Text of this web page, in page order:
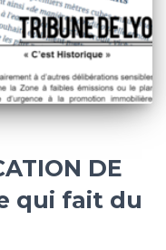
DE
qui fait du